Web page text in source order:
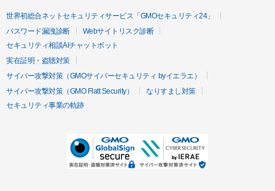
世界初総合ネットセキュリティサービス「GMOセキュリティ24」
パスワード漏洩診断
Webサイトリスク診断
セキュリティ相談AIチャットボット
実在証明・盗聴対策
サイバー攻撃対策（GMOサイバーセキュリティ byイエラエ）
サイバー攻撃対策（GMO Flatt Security）
なりすまし対策
セキュリティ事業の軌跡